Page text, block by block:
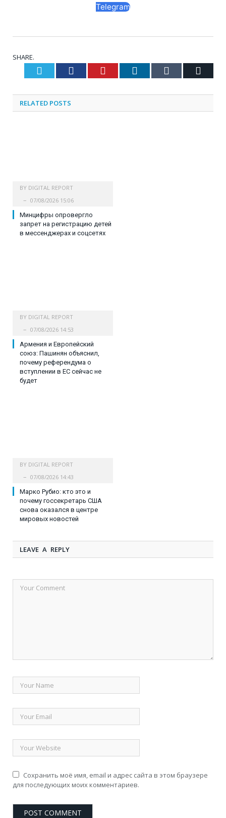
Telegram
SHARE.
Twitter Facebook Pinterest LinkedIn Tumblr
RELATED POSTS
BY DIGITAL REPORT
07/08/2026 15:06
Минцифры опровергло
запрет на регистрацию детей
в мессенджерах и соцсетях
BY DIGITAL REPORT
07/08/2026 14:53
Армения и Европейский
союз: Пашинян объяснил,
почему референдума о
вступлении в ЕС сейчас не
будет
BY DIGITAL REPORT
07/08/2026 14:43
Марко Рубио: кто это и
почему госсекретарь США
снова оказался в центре
мировых новостей
LEAVE A REPLY
Сохранить моё имя, email и адрес сайта в этом браузере
для последующих моих комментариев.